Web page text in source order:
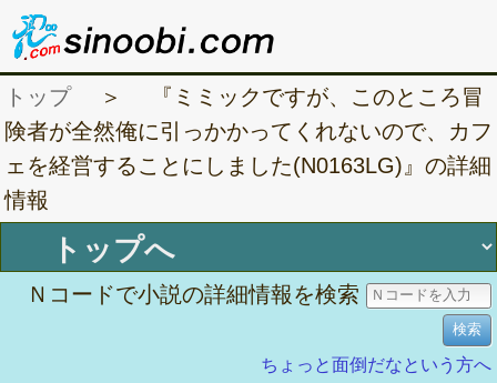
トップ＞ 『ミミックですが、このところ冒
険者が全然俺に引っかかってくれないので、カフ
ェを経営することにしました(N0163LG)』の詳細
情報
Ｎコードで小説の詳細情報を検索
ちょっと面倒だなという方へ